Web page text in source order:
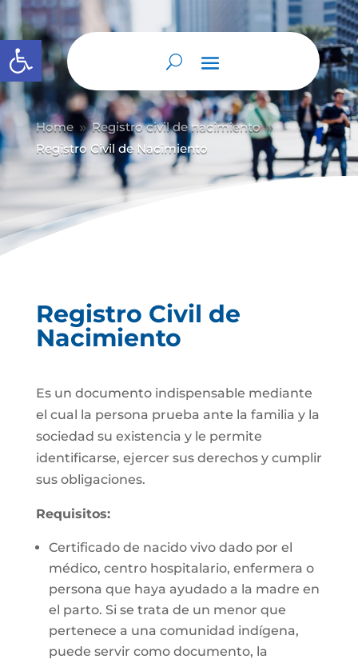
Abrir barra de herramientas
Home 9 Registro civil de nacimiento 9
Registro Civil de Nacimiento
Registro Civil de
Nacimiento
Es un documento indispensable mediante
el cual la persona prueba ante la familia y la
sociedad su existencia y le permite
identificarse, ejercer sus derechos y cumplir
sus obligaciones.
Requisitos:
Certificado de nacido vivo dado por el
médico, centro hospitalario, enfermera o
persona que haya ayudado a la madre en
el parto. Si se trata de un menor que
pertenece a una comunidad indígena,
puede servir como documento, la